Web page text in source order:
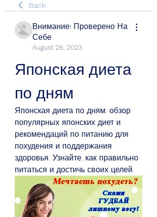
Back
Внимание! Проверено На
Себе
August 26, 2023
Японская диета
по дням
Японская диета по дням: обзор
популярных японских диет и
рекомендаций по питанию для
похудения и поддержания
здоровья. Узнайте, как правильно
питаться и достичь своих целей.